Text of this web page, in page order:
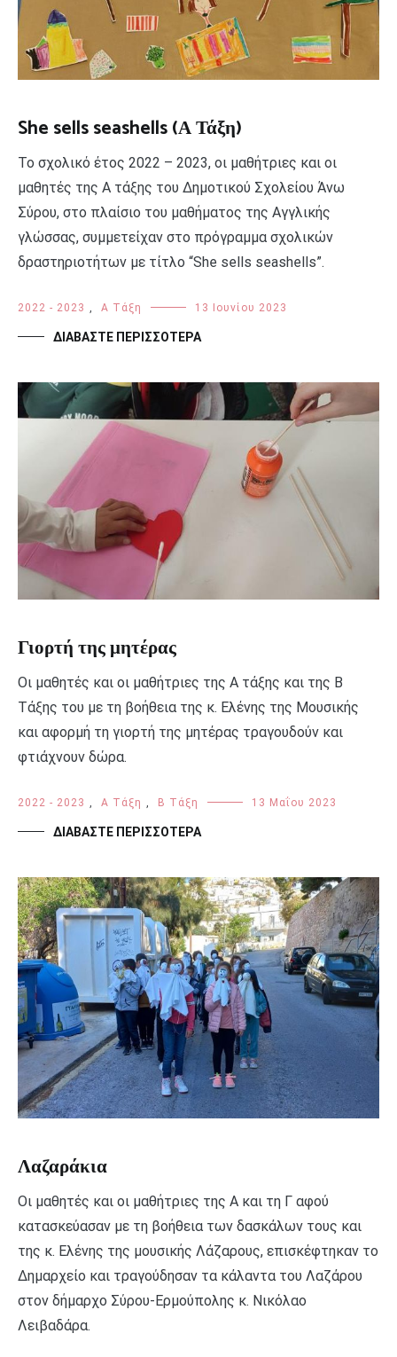
She sells seashells (Α Τάξη)
Το σχολικό έτος 2022 – 2023, οι μαθήτριες και οι
μαθητές της Α τάξης του Δημοτικού Σχολείου Άνω
Σύρου, στο πλαίσιο του μαθήματος της Αγγλικής
γλώσσας, συμμετείχαν στο πρόγραμμα σχολικών
δραστηριοτήτων με τίτλο “She sells seashells”.
2022 - 2023 Α Τάξη 13 Ιουνίου 2023
ΔΙΑΒΆΣΤΕ ΠΕΡΙΣΣΌΤΕΡΑ
Γιορτή της μητέρας
Οι μαθητές και οι μαθήτριες της Α τάξης και της Β
Τάξης του με τη βοήθεια της κ. Ελένης της Μουσικής
και αφορμή τη γιορτή της μητέρας τραγουδούν και
φτιάχνουν δώρα.
2022 - 2023 Α Τάξη Β Τάξη 13 Μαΐου 2023
ΔΙΑΒΆΣΤΕ ΠΕΡΙΣΣΌΤΕΡΑ
Λαζαράκια
Οι μαθητές και οι μαθήτριες της Α και τη Γ αφού
κατασκεύασαν με τη βοήθεια των δασκάλων τους και
της κ. Ελένης της μουσικής Λάζαρους, επισκέφτηκαν το
Δημαρχείο και τραγούδησαν τα κάλαντα του Λαζάρου
στον δήμαρχο Σύρου-Ερμούπολης κ. Νικόλαο
Λειβαδάρα.